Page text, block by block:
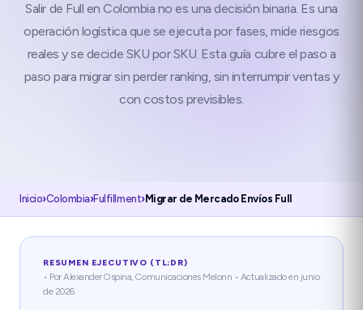
Salir de Full en Colombia no es una decisión binaria. Es una
operación logística que se ejecuta por fases, mide riesgos
reales y se decide SKU por SKU. Esta guía cubre el paso a
paso para migrar sin perder ranking, sin interrumpir ventas y
con costos previsibles.
Inicio›Colombia›Fulfillment›Migrar de Mercado Envíos Full
RESUMEN EJECUTIVO (TL;DR)
• Por Alexander Ospina, Comunicaciones Melonn • Actualizado en junio
de 2026